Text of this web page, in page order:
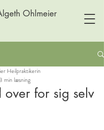
Ohlmeier
over for sig selv
Heilpraktikerin
min læsning
ud af 5 stjerner.